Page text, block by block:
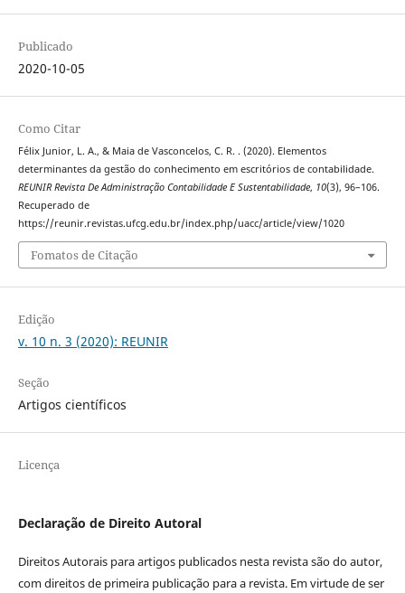
Publicado
2020-10-05
Como Citar
Félix Junior, L. A., & Maia de Vasconcelos, C. R. . (2020). Elementos
determinantes da gestão do conhecimento em escritórios de contabilidade.
REUNIR Revista De Administração Contabilidade E Sustentabilidade, 10(3), 96–106.
Recuperado de
https://reunir.revistas.ufcg.edu.br/index.php/uacc/article/view/1020
Fomatos de Citação
Edição
v. 10 n. 3 (2020): REUNIR
Seção
Artigos científicos
Licença
Declaração de Direito Autoral
Direitos Autorais para artigos publicados nesta revista são do autor,
com direitos de primeira publicação para a revista. Em virtude de ser